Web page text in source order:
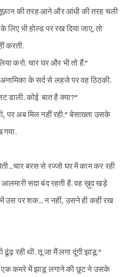
की तरह आने और आंधी की तरह चली
लिए भी होल्ड पर रख दिया जाए, तो
करती.
करो. चार घर और भी तो हैं.”
के सर्द से लहजे पर वह ठिठकी.
डाली. कोई बात है क्या?”
पर अब मिल नहीं रही.” बेसाख्ता उसके
गया.
बरस से रज्जो घर में काम कर रही
सदा बंद रहती है. वह ख़ुद खड़े
उस पर शक... न नहीं, उसने ही कहीं रख
रही थी. तू जा मैं लगा दूंगी झाडू.”
कमरे में झाडू लगाने की छूट ने उसके